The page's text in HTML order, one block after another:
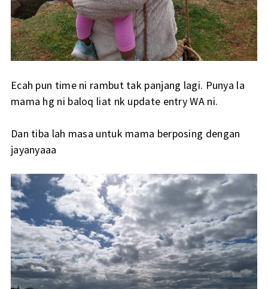
Ecah pun time ni rambut tak panjang lagi. Punya la
mama hg ni baloq liat nk update entry WA ni.
Dan tiba lah masa untuk mama berposing dengan
jayanyaaa